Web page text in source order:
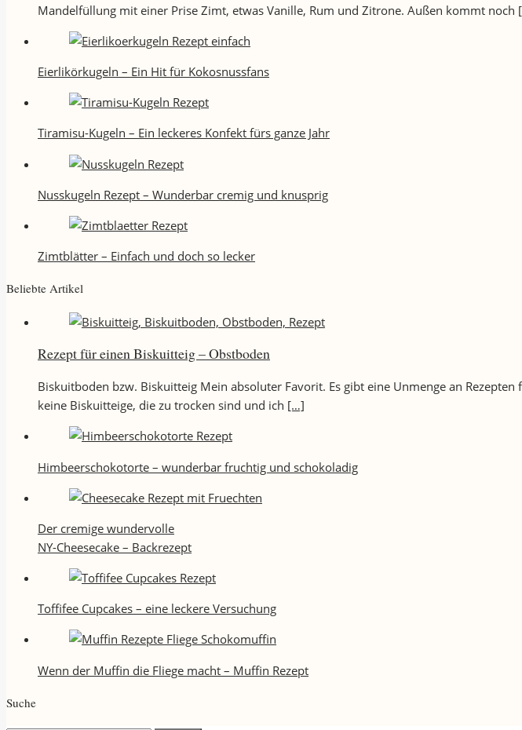
Mandelfüllung mit einer Prise Zimt, etwas Vanille, Rum und Zitrone. Außen kommt noch
Eierlikörkugeln – Ein Hit für Kokosnussfans
Tiramisu-Kugeln – Ein leckeres Konfekt fürs ganze Jahr
Nusskugeln Rezept – Wunderbar cremig und knusprig
Zimtblätter – Einfach und doch so lecker
Beliebte Artikel
Rezept für einen Biskuitteig – Obstboden
Biskuitboden bzw. Biskuitteig Mein absoluter Favorit. Es gibt eine Unmenge an
keine Biskuitteige, die zu trocken sind und ich […]
Himbeerschokotorte – wunderbar fruchtig und schokoladig
Der cremige wundervolle
NY-Cheesecake – Backrezept
Toffifee Cupcakes – eine leckere Versuchung
Wenn der Muffin die Fliege macht – Muffin Rezept
Suche